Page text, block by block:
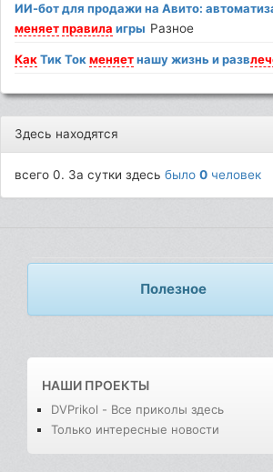
ИИ-бот для продажи на Авито:
меняет правила игры Разное
КакТик Токменяетнашу жизнь и разв
Здесь находятся
всего 0. За сутки здесьбыло0 человек
Полезное
НАШИ ПРОЕКТЫ
DVPrikol - Все приколы здесь
Только интересные новости